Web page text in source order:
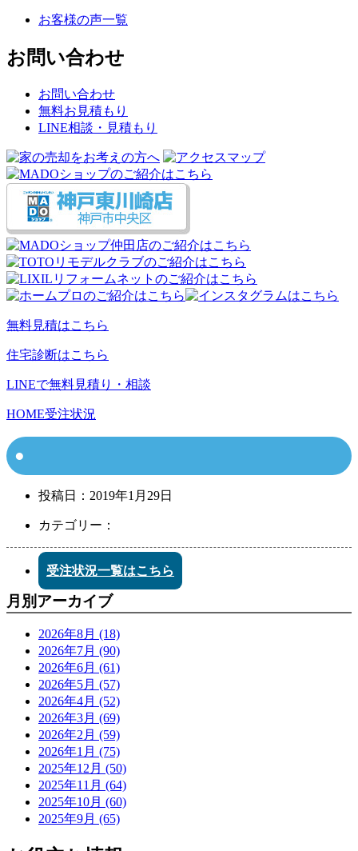
お客様の声一覧
お問い合わせ
お問い合わせ
無料お見積もり
LINE相談・見積もり
無料見積はこちら
住宅診断はこちら
LINEで無料見積り・相談
HOME受注状況
投稿日： 2019年1月29日
カテゴリー：
受注状況一覧はこちら
月別アーカイブ
2026年8月 (18)
2026年7月 (90)
2026年6月 (61)
2026年5月 (57)
2026年4月 (52)
2026年3月 (69)
2026年2月 (59)
2026年1月 (75)
2025年12月 (50)
2025年11月 (64)
2025年10月 (60)
2025年9月 (65)